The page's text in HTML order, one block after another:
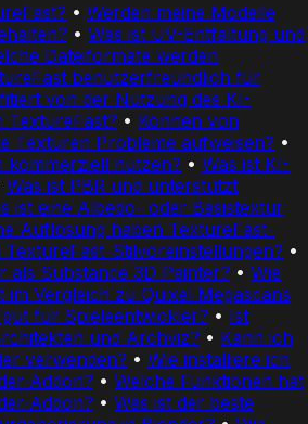
• Werden meine Modelle
• Was ist UV-Entfaltung und
Dateiformate werden
benutzerfreundlich für
von der Nutzung des KI-
• Können von
Texturen Probleme aufweisen? •
kommerziell nutzen? • Was ist KI-
Was ist PBR und unterstützt
ist eine Albedo- oder Basistextur
Auflösung haben TextureFast-
TextureFast-Stilvoreinstellungen? •
als Substance 3D Painter? • Wie
im Vergleich zu Quixel Megascans
für Spieleentwickler? • Ist
und Archviz? • Kann ich
verwenden? • Wie installiere ich
Addon? • Welche Funktionen hat
Addon? • Was ist der beste